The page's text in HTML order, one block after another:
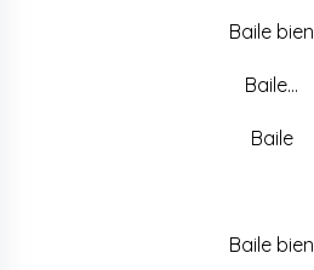
Baile bien
Baile…
Baile
Baile bien